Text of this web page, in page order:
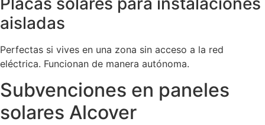
aisladas
Perfectas si vives en una zona sin acceso a la red
eléctrica. Funcionan de manera autónoma.
Subvenciones en paneles
solares Alcover